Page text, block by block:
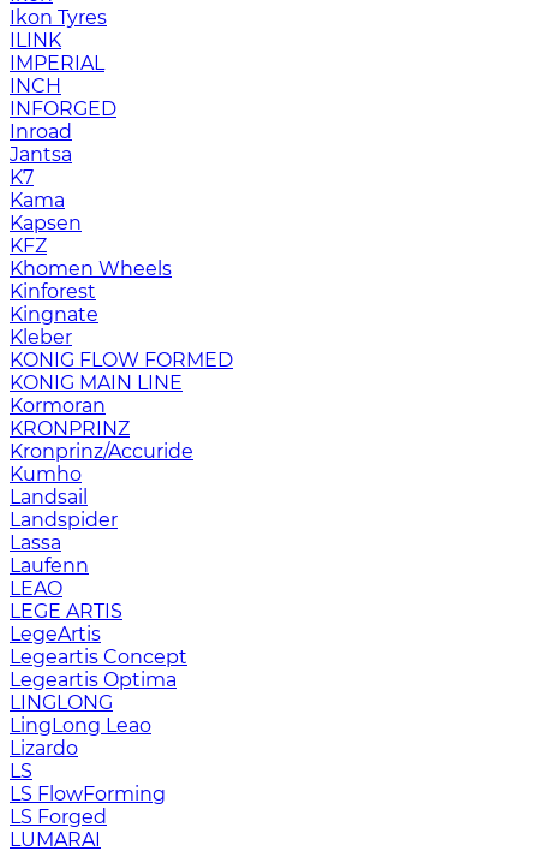
Ikon Tyres
ILINK
IMPERIAL
INCH
INFORGED
Inroad
Jantsa
K7
Kama
Kapsen
KFZ
Khomen Wheels
Kinforest
Kingnate
Kleber
KONIG FLOW FORMED
KONIG MAIN LINE
Kormoran
KRONPRINZ
Kronprinz/Accuride
Kumho
Landsail
Landspider
Lassa
Laufenn
LEAO
LEGE ARTIS
LegeArtis
Legeartis Concept
Legeartis Optima
LINGLONG
LingLong Leao
Lizardo
LS
LS FlowForming
LS Forged
LUMARAI